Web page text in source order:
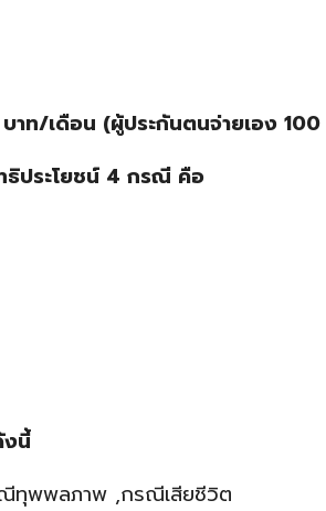
าท/เดือน (ผู้ประกันตนจ่ายเอง
ธิประโยชน์ 4 กรณี คือ
งนี้
ทุพพลภาพ ,กรณีเสียชีวิต